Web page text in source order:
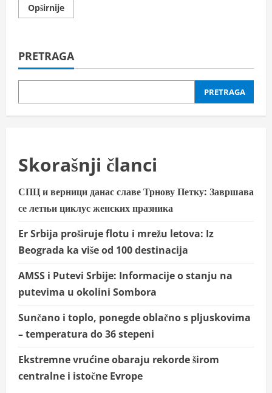
OpširnijeRead
more
МЕСТО:
Рукометашице
вечерас
Немачке
Штутгарту
PRETRAGA
PRETRAGA
Skorašnji članci
СПЦ и верници данас славе Трнову Петку: Завршава
се летњи циклус женских празника
Er Srbija proširuje flotu i mrežu letova: Iz
Beograda ka više od 100 destinacija
AMSS i Putevi Srbije: Informacije o stanju na
putevima u okolini Sombora
Sunčano i toplo, ponegde oblačno s pljuskovima
– temperatura do 36 stepeni
Ekstremne vrućine obaraju rekorde širom
centralne i istočne Evrope